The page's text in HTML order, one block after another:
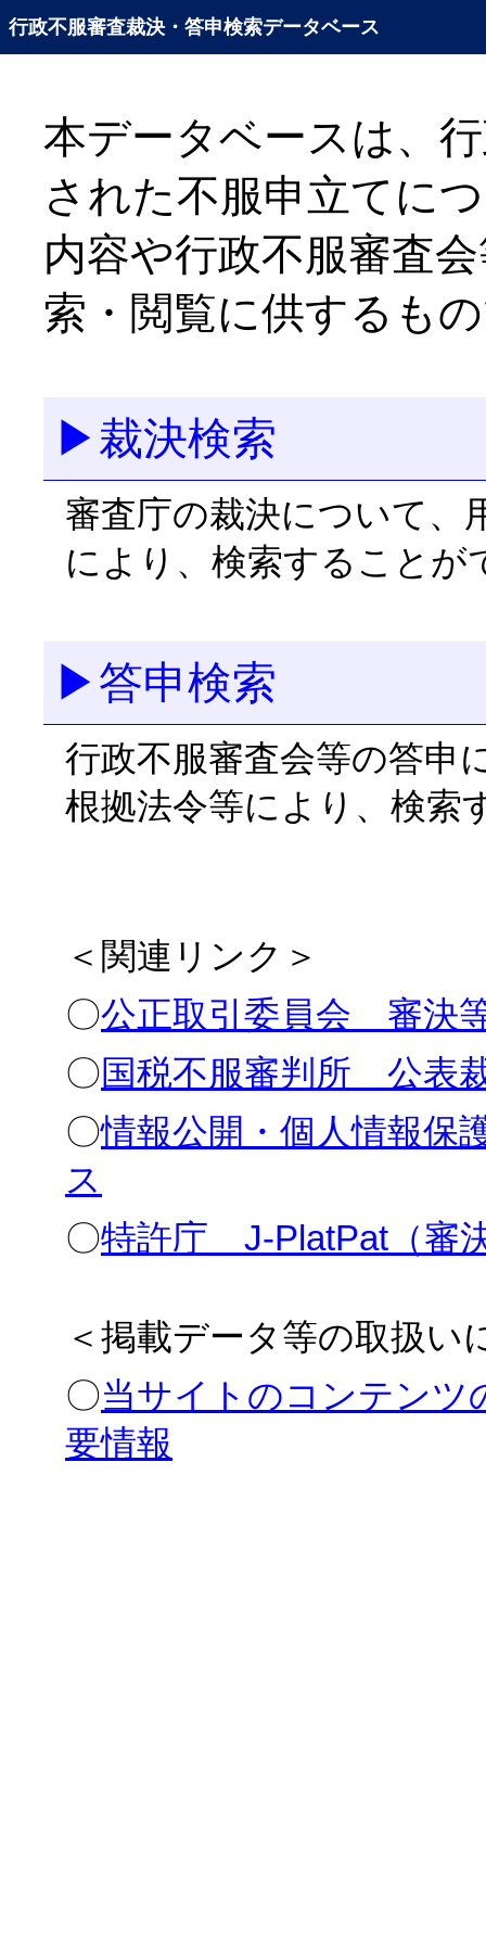
行政不服審査裁決・答申検索データベース
本データベースは、
された不服申立てに
内容や行政不服審査
索・閲覧に供するも
▶裁決検索
審査庁の裁決について、
により、検索することが
▶答申検索
行政不服審査会等の答申
根拠法令等により、検索
＜関連リンク＞
〇公正取引委員会 審決
〇国税不服審判所 公表
〇情報公開・個人情報
ス
〇特許庁 J-PlatPat（審
＜掲載データ等の取扱い
〇当サイトのコンテンツ
要情報